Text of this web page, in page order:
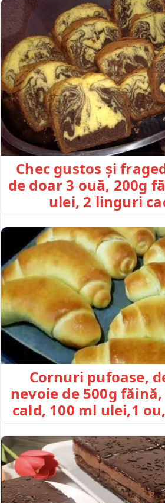
Chec gustos și
de doar 3 ouă, 200g
ulei, 2 linguri
Cornuri pufoase,
nevoie de 500g
cald, 100 ml ulei,1